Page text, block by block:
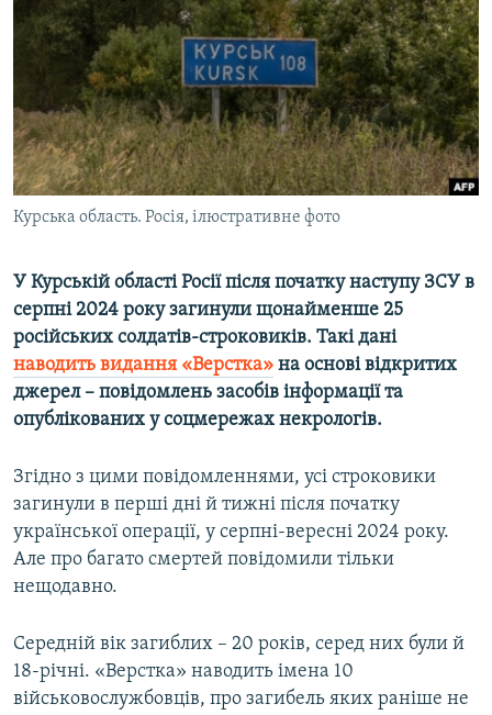
СПЕЦПРОЕКТИ
ДЕПОРТАЦІЯ
ВІДЕОУРОКИ «ELIFBE»
СВІДЧЕННЯ ОКУПАЦІЇ
УКРАЇНСЬКА ПРОБЛЕМА КРИМУ
ІНФОГРАФІКА
ЯК ОБІЙТИ БЛОКУВАННЯ
Русский
Qırımtatar
ДОЛУЧАЙСЯ!
Усі сайти RFE/RL
Курська область. Росія, ілюстративне фото
У Курській області Росії після початку наступу ЗСУ в
серпні 2024 року загинули щонайменше 25
російських солдатів-строковиків. Такі дані
наводить видання «Верстка» на основі відкритих
джерел – повідомлень засобів інформації та
опублікованих у соцмережах некрологів.
Згідно з цими повідомленнями, усі строковики
загинули в перші дні й тижні після початку
української операції, у серпні-вересні 2024 року.
Але про багато смертей повідомили тільки
нещодавно.
Середній вік загиблих – 20 років, серед них були й
18-річні. «Верстка» наводить імена 10
військовослужбовців, про загибель яких раніше не